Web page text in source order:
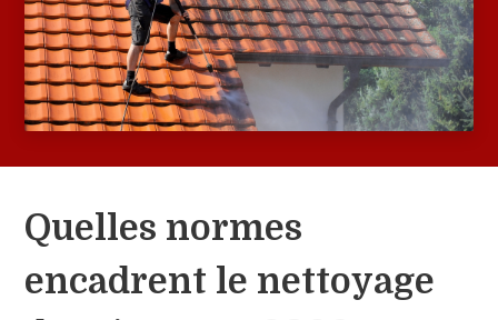
Quelles normes
encadrent le nettoyage